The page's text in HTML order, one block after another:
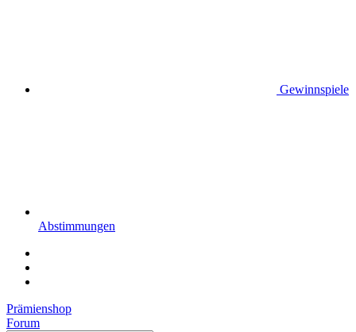
Gewinnspiele
Abstimmungen
Prämienshop
Forum